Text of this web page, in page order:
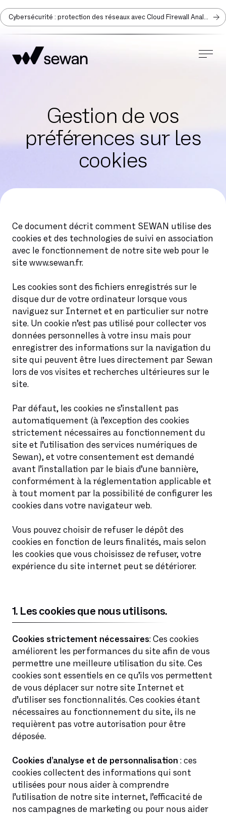
Cybersécurité : protection des réseaux avec Cloud Firewall Analyzer
Gestion de vos
préférences sur les
cookies
Ce document décrit comment SEWAN utilise des
cookies et des technologies de suivi en association
avec le fonctionnement de notre site web pour le
site www.sewan.fr.
Les cookies sont des fichiers enregistrés sur le
disque dur de votre ordinateur lorsque vous
naviguez sur Internet et en particulier sur notre
site. Un cookie n’est pas utilisé pour collecter vos
données personnelles à votre insu mais pour
enregistrer des informations sur la navigation du
site qui peuvent être lues directement par Sewan
lors de vos visites et recherches ultérieures sur le
site.
Par défaut, les cookies ne s’installent pas
automatiquement (à l’exception des cookies
strictement nécessaires au fonctionnement du
site et l’utilisation des services numériques de
Sewan), et votre consentement est demandé
avant l’installation par le biais d’une bannière,
conformément à la réglementation applicable et
à tout moment par la possibilité de configurer les
cookies dans votre navigateur web.
Vous pouvez choisir de refuser le dépôt des
cookies en fonction de leurs finalités, mais selon
les cookies que vous choisissez de refuser, votre
expérience du site internet peut se détériorer.
1. Les cookies que nous utilisons.
Cookies strictement nécessaires: Ces cookies
améliorent les performances du site afin de vous
permettre une meilleure utilisation du site. Ces
cookies sont essentiels en ce qu’ils vos permettent
de vous déplacer sur notre site Internet et
d’utiliser ses fonctionnalités. Ces cookies étant
nécessaires au fonctionnement du site, ils ne
requièrent pas votre autorisation pour être
déposée.
Cookies d’analyse et de personnalisation : ces
cookies collectent des informations qui sont
utilisées pour nous aider à comprendre
l’utilisation de notre site internet, l’efficacité de
nos campagnes de marketing ou pour nous aider